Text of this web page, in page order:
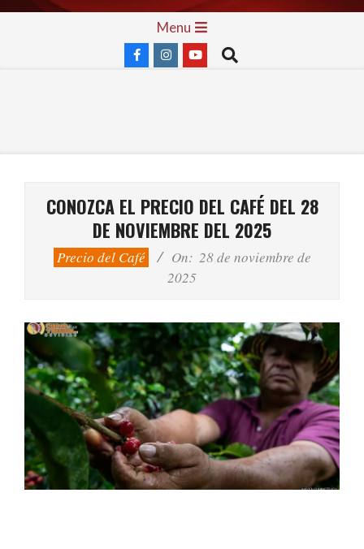
Skip
Menu
Search
CONOZCA EL PRECIO DEL CAFÉ DEL 28
DE NOVIEMBRE DEL 2025
Precio del Café On: 28 de noviembre de
2025